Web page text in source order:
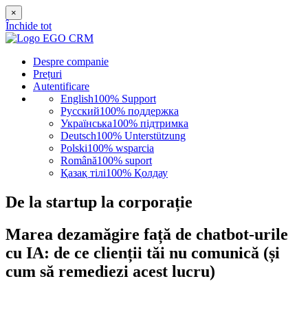
×
Închide tot
Despre companie
Prețuri
Autentificare
English100% Support
Русский100% поддержка
Українська100% підтримка
Deutsch100% Unterstützung
Polski100% wsparcia
Română100% suport
Қазақ тілі100% Қолдау
De la startup la corporație
Marea dezamăgire față de chatbot-urile
cu IA: de ce clienții tăi nu comunică (și
cum să remediezi acest lucru)